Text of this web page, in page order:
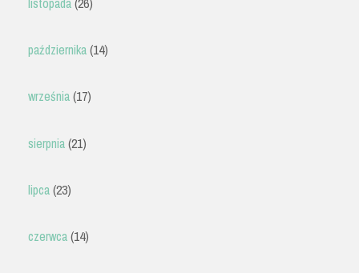
października(14)
września(17)
sierpnia(21)
lipca(23)
czerwca(14)